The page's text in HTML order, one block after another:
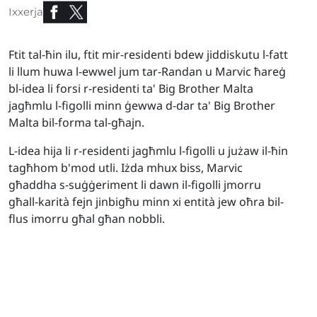
Ixxerja
Ftit tal-ħin ilu, ftit mir-residenti bdew jiddiskutu l-fatt
li llum huwa l-ewwel jum tar-Randan u Marvic ħareġ
bl-idea li forsi r-residenti ta' Big Brother Malta
jagħmlu l-figolli minn ġewwa d-dar ta' Big Brother
Malta bil-forma tal-għajn.
L-idea hija li r-residenti jagħmlu l-figolli u jużaw il-ħin
tagħhom b'mod utli. Iżda mhux biss, Marvic
għaddha s-suġġeriment li dawn il-figolli jmorru
għall-karità fejn jinbigħu minn xi entità jew oħra bil-
flus imorru għal għan nobbli.